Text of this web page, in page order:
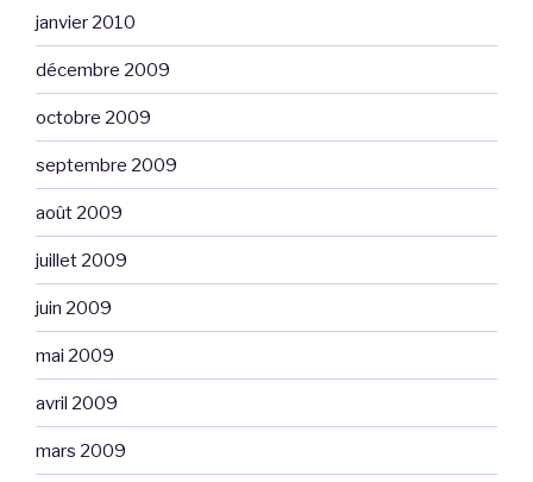
janvier 2010
décembre 2009
octobre 2009
septembre 2009
août 2009
juillet 2009
juin 2009
mai 2009
avril 2009
mars 2009